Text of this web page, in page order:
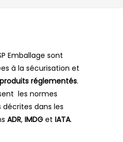
Emballage sont
à la sécurisation et
réglementés.
les normes
décrites dans les
ADR, IMDGet IATA.